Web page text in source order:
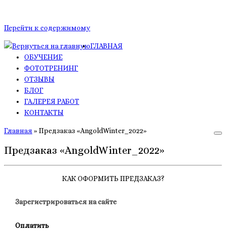
Перейти к содержимому
ГЛАВНАЯ
ОБУЧЕНИЕ
ФОТОТРЕНИНГ
ОТЗЫВЫ
БЛОГ
ГАЛЕРЕЯ РАБОТ
КОНТАКТЫ
Главная » Предзаказ «AngoldWinter_2022»
Предзаказ «AngoldWinter_2022»
КАК ОФОРМИТЬ ПРЕДЗАКАЗ?
Зарегистрироваться на сайте
Оплатить